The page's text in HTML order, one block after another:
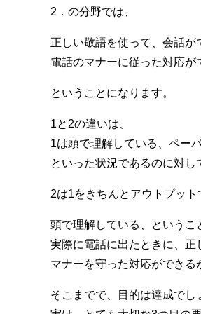
2．の分野では、
正しい敬語を使って、会話が
電話のマナーに従った対応が
ということになります。
1と2の違いは、
1は頭で理解している、ペー
といった状況であるのに対し
2は1をきちんとアウトプット
頭で理解している、というこ
実際に電話に出たときに、正
マナーを守った対応ができる
そこまでで、目的は達成でし